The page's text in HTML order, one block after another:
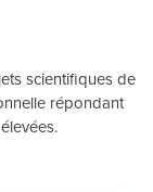
scientifiques de
répondant